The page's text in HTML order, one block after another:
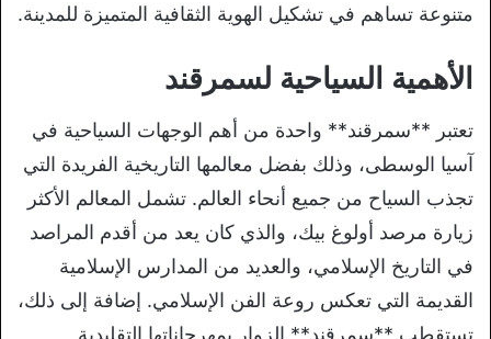
متنوعة تساهم في تشكيل الهوية الثقافية المتميزة للمدينة.
الأهمية السياحية لسمرقند
تعتبر **سمرقند** واحدة من أهم الوجهات السياحية في
آسيا الوسطى، وذلك بفضل معالمها التاريخية الفريدة التي
تجذب السياح من جميع أنحاء العالم. تشمل المعالم الأكثر
زيارة مرصد أولوغ بيك، والذي كان يعد من أقدم المراصد
في التاريخ الإسلامي، والعديد من المدارس الإسلامية
القديمة التي تعكس روعة الفن الإسلامي. إضافة إلى ذلك،
تستقطب **سمرقند** الزوار بمهرجاناتها التقليدية